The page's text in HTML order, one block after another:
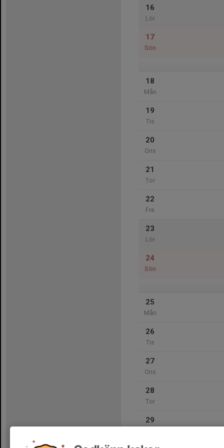
16
Lör
17
Sön
18
Mån
19
Tis
20
Ons
21
Tor
22
Fre
23
Lör
24
Sön
25
Mån
26
Tis
27
Ons
28
Tor
29